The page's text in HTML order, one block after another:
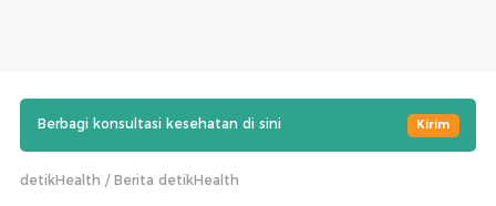
Berbagi konsultasi kesehatan di sini Kirim
detikHealth Berita detikHealth